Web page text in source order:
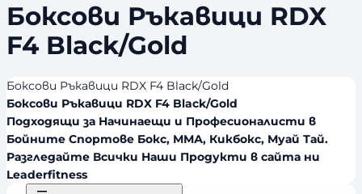
Боксови Ръкавици RDX
F4 Black/Gold
Боксови Ръкавици RDX F4 Black/Gold
Боксови Ръкавици RDX F4 Black/Gold
Подходящи за Начинаещи и Професионалисти в
Бойните Спортове Бокс, ММА, Кикбокс, Муай Тай.
Разгледайте Всички Наши Продукти в сайта ни
Leaderfitness